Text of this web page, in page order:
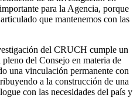
para la Agencia, porque
que mantenemos con las
del CRUCH cumple un
del Consejo en materia de
una vinculación permanente con
a la construcción de una
con las necesidades del país y